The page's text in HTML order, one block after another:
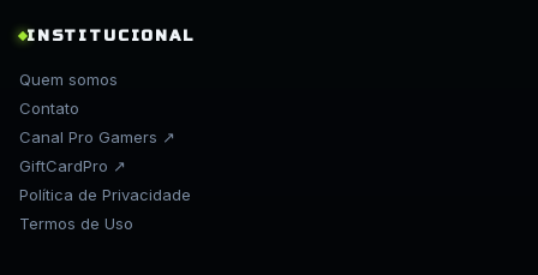
INSTITUCIONAL
Quem somos
Contato
Canal Pro Gamers ↗
GiftCardPro ↗
Política de Privacidade
Termos de Uso